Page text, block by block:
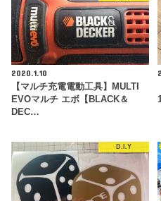
2020.1.10
【マルチ充電電動工具】MULTI
EVOマルチ エボ【BLACK＆
DEC…
D.I.Y